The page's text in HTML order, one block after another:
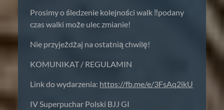
Prosimy o śledzenie kolejności walk ‼️podany
czas walki może ulec zmianie!
Nie przyjeżdżaj na ostatnią chwilę!
KOMUNIKAT / REGULAMIN
Link do wydarzenia: https://fb.me/e/3FsAq2ikU
IV Superpuchar Polski BJJ GI